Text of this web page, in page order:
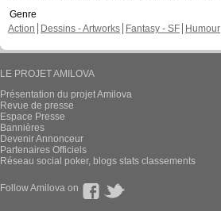
Genre
Action
Dessins - Artworks Fantasy - SF Humour
LE PROJET AMILOVA
Présentation du projet Amilova
Revue de presse
Espace Presse
Bannières
Devenir Annonceur
Partenaires Officiels
Réseau social poker, blogs stats classements
Follow Amilova on